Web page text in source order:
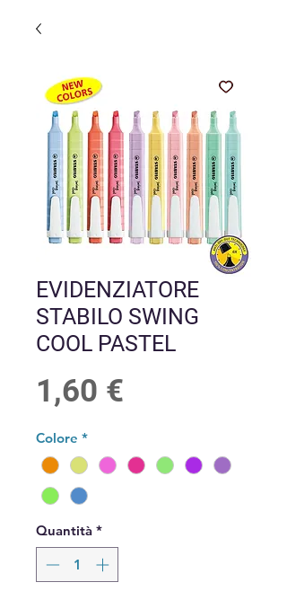
EVIDENZIATORE
STABILO SWING
COOL PASTEL
1,60 €
Colore *
Quantità *